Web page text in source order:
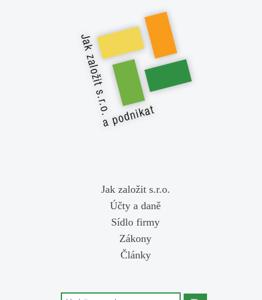
Jak založit s.r.o.
Účty a daně
Sídlo firmy
Zákony
Články